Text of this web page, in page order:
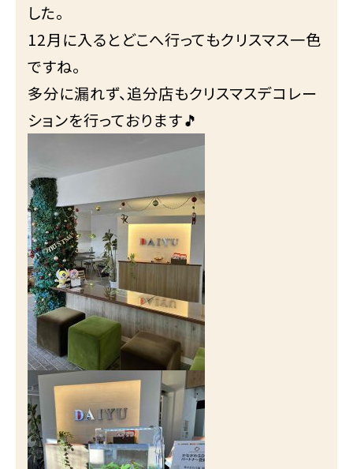
した。
12月に入るとどこへ行ってもクリスマス一色
ですね。
多分に漏れず、追分店もクリスマスデコレー
ションを行っております🎵